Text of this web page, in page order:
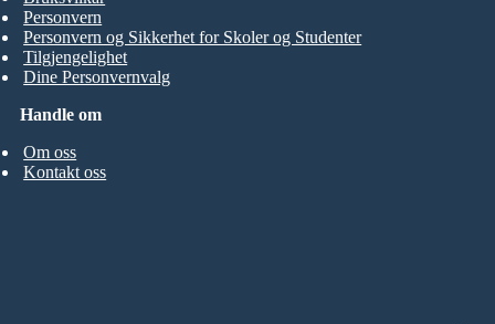
Handle om
Om oss
Kontakt oss
Personvern
Personvern og Sikkerhet for Skoler og Studenter
Tilgjengelighet
Dine Personvernvalg